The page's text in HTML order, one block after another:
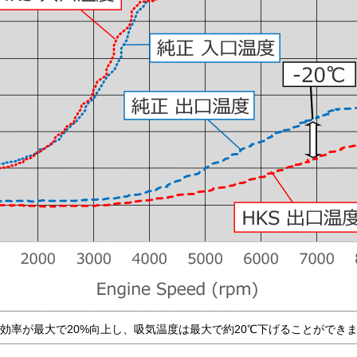
率が最大で20%向上し、吸気温度は最大で約20℃下げることができ